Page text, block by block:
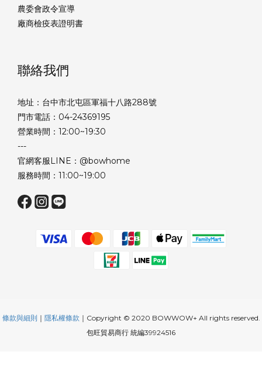
農委會政令宣導
廠商檢疫表證明書
聯絡我們
地址：台中市北屯區軍福十八路288號
門市電話：04-24369195
營業時間：12:00~19:30
---
官網客服LINE：@bowhome
服務時間：11:00~19:00
條款與細則 ｜ 隱私權條款 ｜Copyright © 2020 BOWWOW+ All rights reserved.
包旺貿易商行 統編39924516